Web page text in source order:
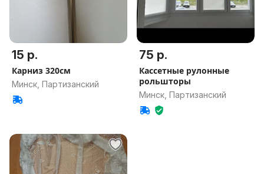
15 р.
Карниз 320см
Минск, Партизанский
75 р.
Кассетные рулонные
рольшторы
Минск, Партизанский